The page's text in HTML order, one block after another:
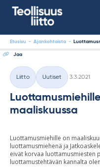
Etusivu - Ajankohtaista -
Jaa
Kategoriat
Liitto Uutiset
3.3.2021
maaliskuussa
Luottamusmiehille on
luottamusmiehenä ja
eivät korvaa luottamusmiesten
luottamustehtävän kannalta